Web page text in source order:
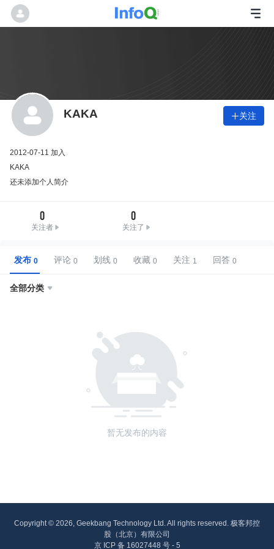
KAKA 关注
2012-07-11 加入
KAKA
还未添加个人简介
0
关注者
0
关注了
发布 评论 划线 收藏 关注 回答
全部分类 
暂无发布的内容
Copyright © 2026, Geekbang Technology Ltd. All rights reserved. 极客邦控
股（北京）有限公司
京 ICP 备 16027448 号 - 5